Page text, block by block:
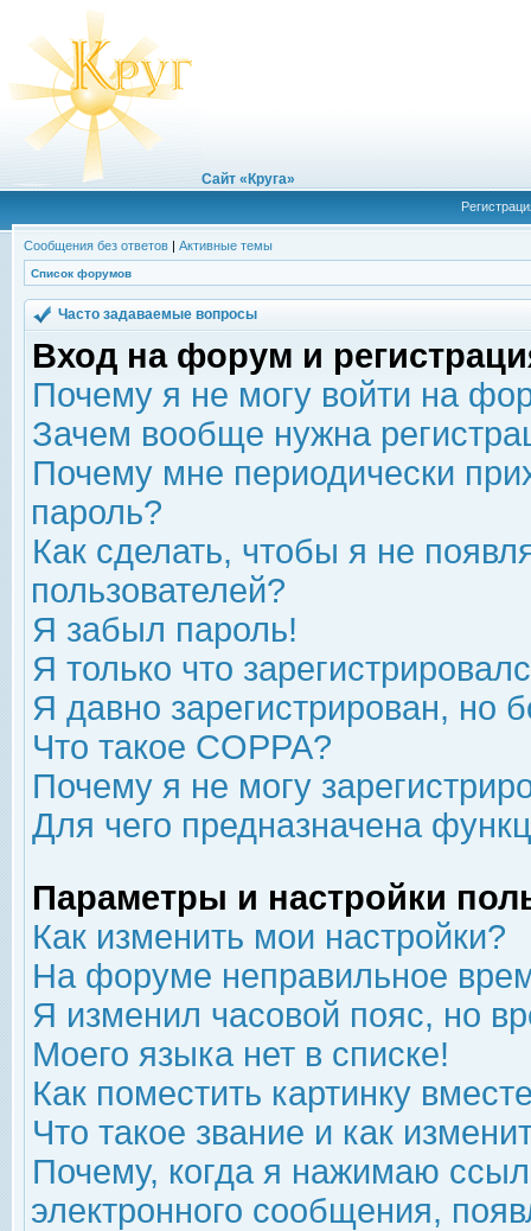
Сайт «Круга»
Сообщения без ответов | Активные темы
Список форумов
Часто задаваемые вопросы
Вход на форум и
Почему я не могу войти на
Зачем вообще нужна
Почему мне периодически
пароль?
Как сделать, чтобы я не
пользователей?
Я забыл пароль!
Я только что
Я давно зарегистрирован, но
Что такое COPPA?
Почему я не могу
Для чего предназначена
Параметры и настройки
Как изменить мои настройки?
На форуме неправильное
Я изменил часовой пояс, но
Моего языка нет в списке!
Как поместить картинку
Что такое звание и как
Почему, когда я нажимаю
электронного сообщения,